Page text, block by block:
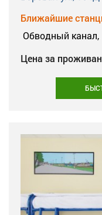
Ближайшие
Обводный канал,
Цена за